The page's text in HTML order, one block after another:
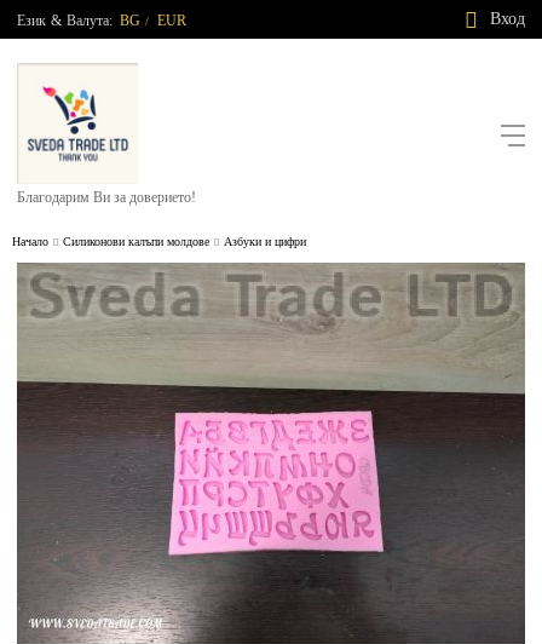
Език & Валута: BG / EUR Вход
Благодарим Ви за доверието!
Начало Силиконови калъпи молдове Азбуки и цифри